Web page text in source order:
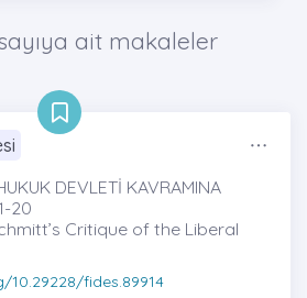
ait makaleler
DEVLETİ KAVRAMINA
20
Critique of the Liberal
fides.89914